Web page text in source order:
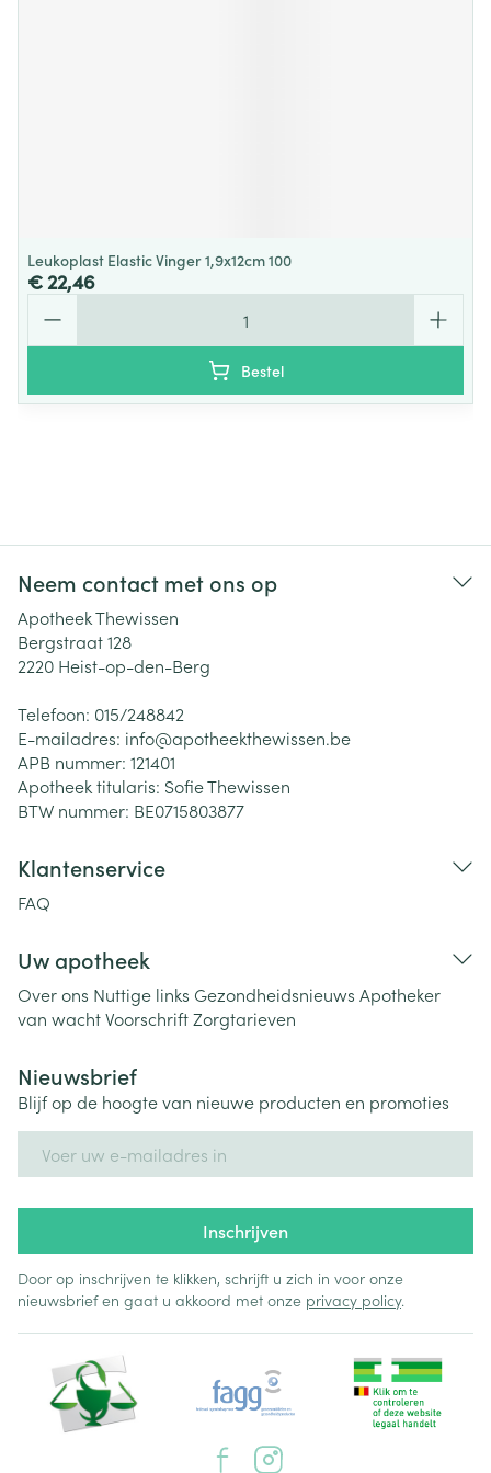
Leukoplast Elastic Vinger 1,9x12cm 100
€ 22,46
Bestel
Neem contact met ons op
Apotheek Thewissen
Bergstraat 128
2220 Heist-op-den-Berg
Telefoon: 015/248842
E-mailadres: info@apotheekthewissen.be
APB nummer: 121401
Apotheek titularis: Sofie Thewissen
BTW nummer: BE0715803877
Klantenservice
FAQ
Uw apotheek
Over ons Nuttige links Gezondheidsnieuws Apotheker
van wachtVoorschriftZorgtarieven
Nieuwsbrief
Blijf op de hoogte van nieuwe producten en promoties
Inschrijven
Door op inschrijven te klikken, schrijft u zich in voor onze
nieuwsbrief en gaat u akkoord met onze privacy policy.